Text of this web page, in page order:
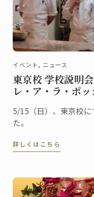
イベント, ニュース
東京校 学校説明
レ・ア・ラ・ポッ
5/15（日）、東京校
た。
詳しくはこちら